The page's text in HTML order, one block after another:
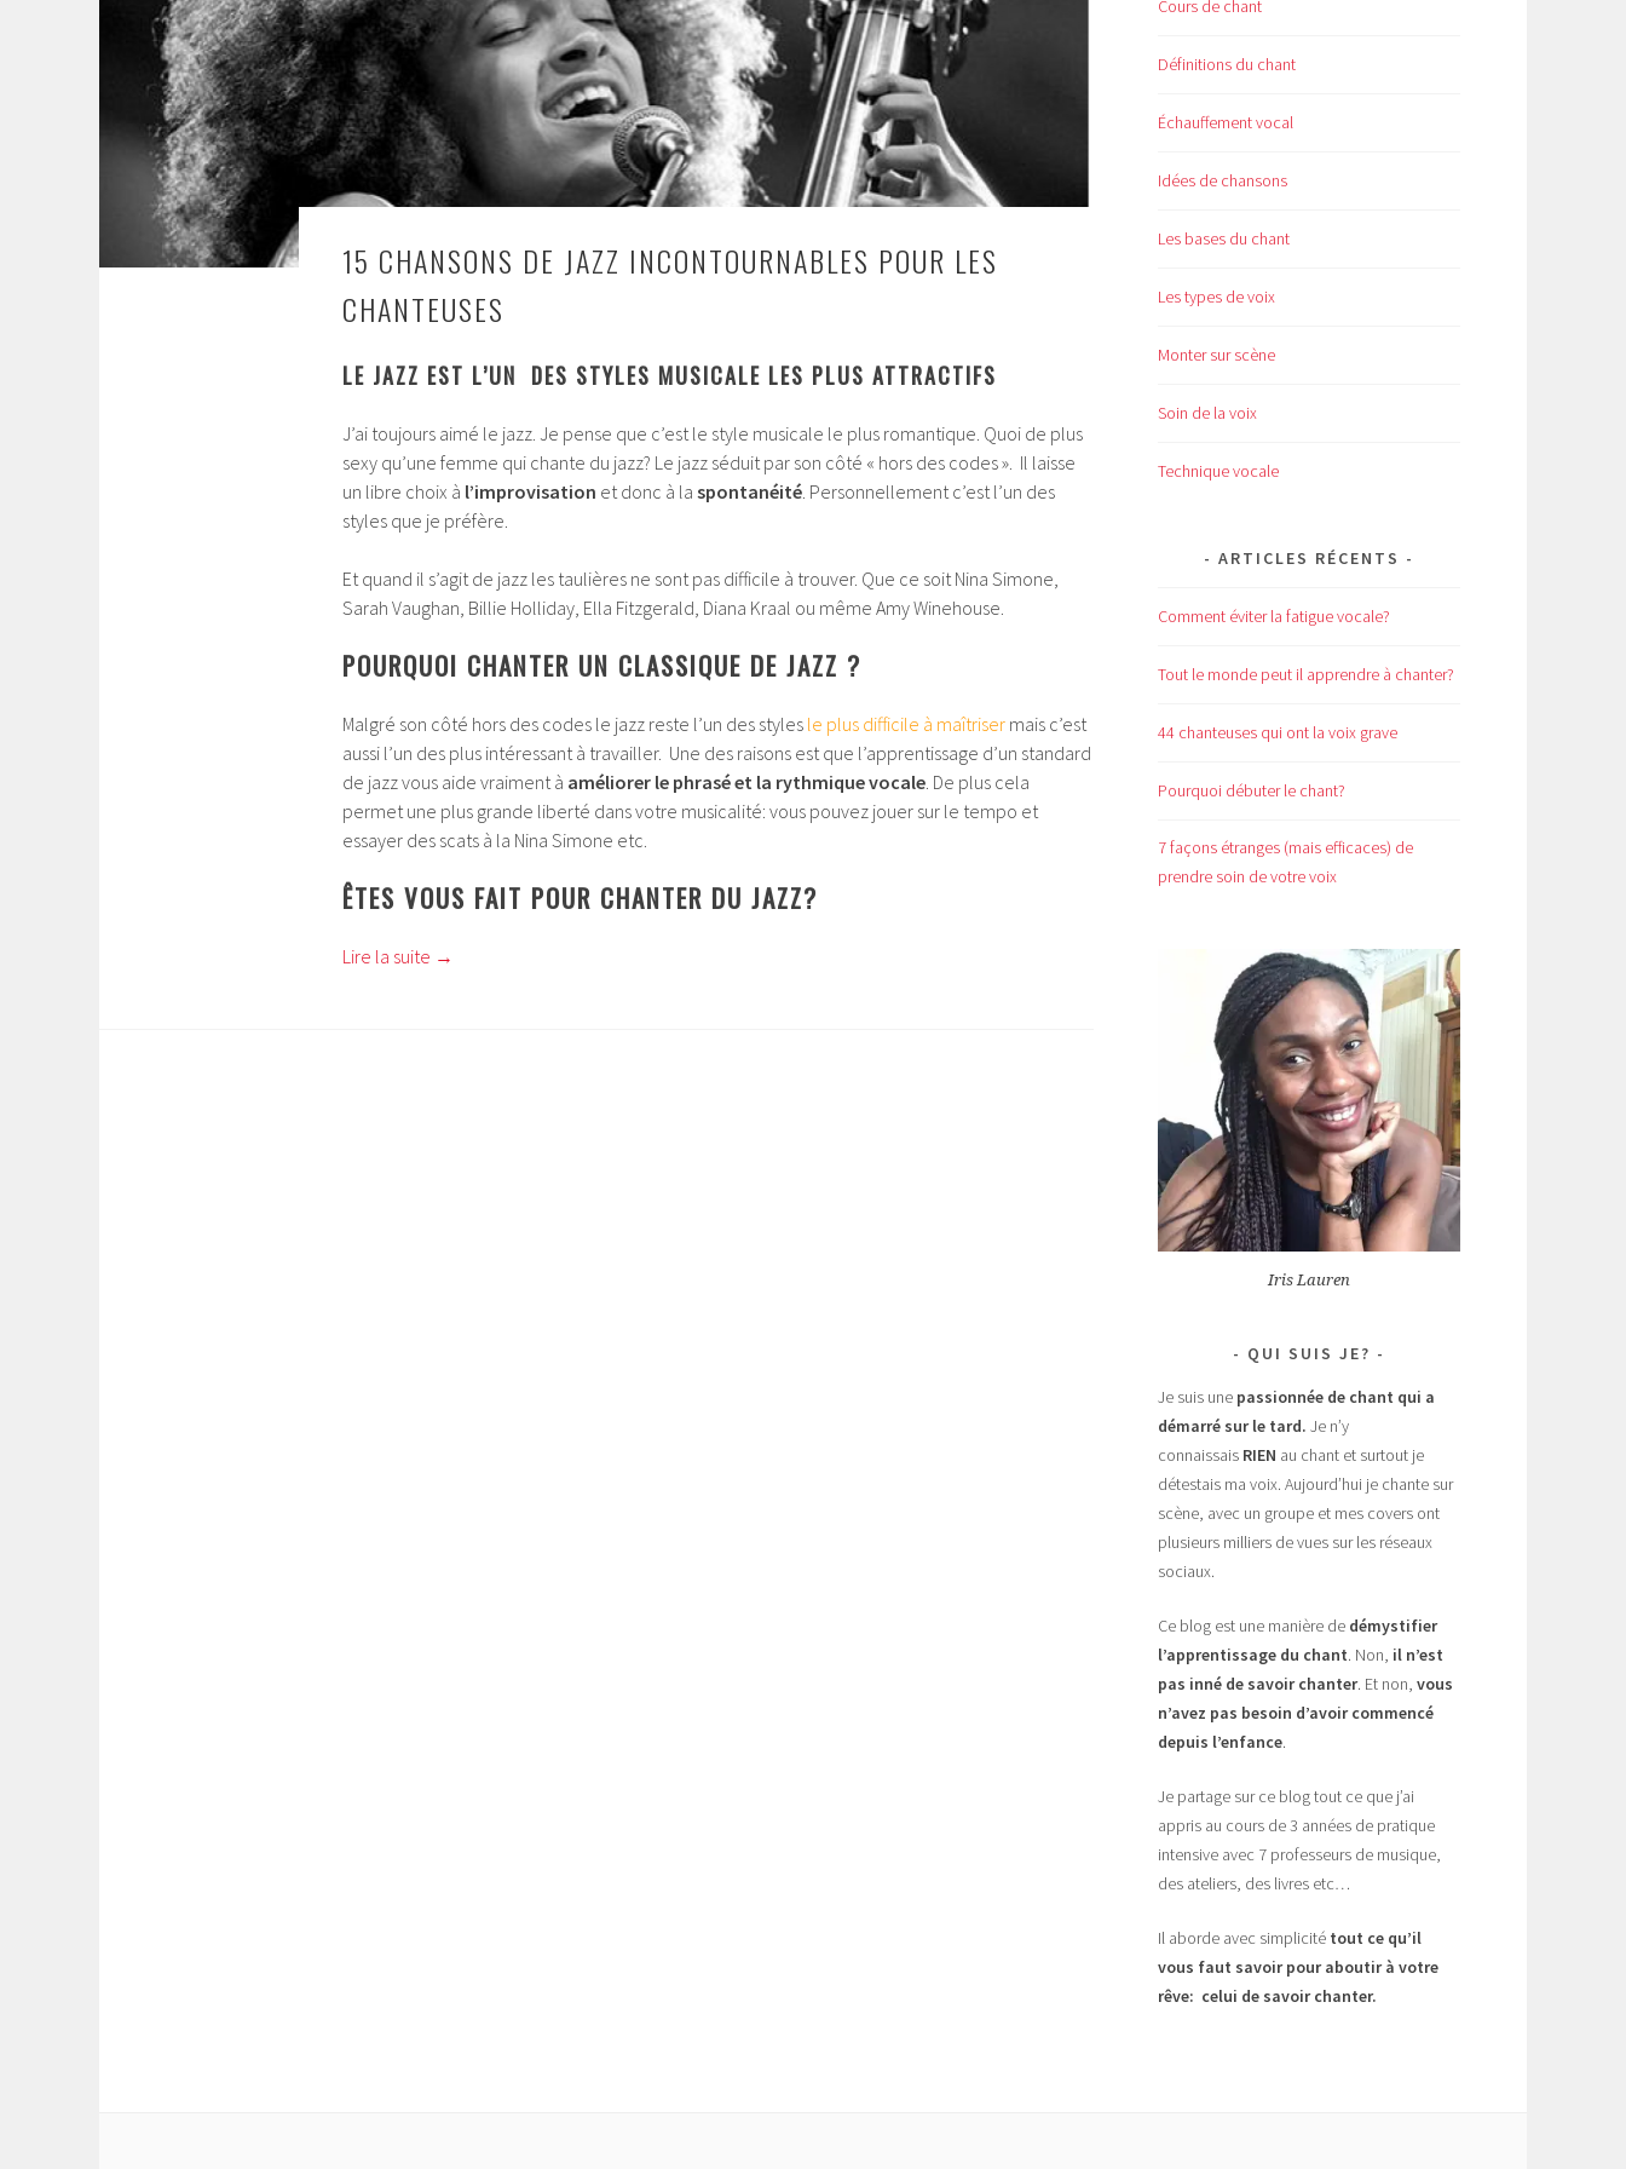
15 CHANSONS DE JAZZ INCONTOURNABLES POUR LES
CHANTEUSES
LE JAZZ EST L’UN DES STYLES MUSICALE LES PLUS ATTRACTIFS
J’ai toujours aimé le jazz. Je pense que c’est le style musicale le plus romantique. Quoi de plus
sexy qu’une femme qui chante du jazz? Le jazz séduit par son côté « hors des codes ». Il laisse
un libre choix à l’improvisation et donc à la spontanéité . Personnellement c’est l’un des
styles que je préfère.
Et quand il s’agit de jazz les taulières ne sont pas difficile à trouver. Que ce soit Nina Simone,
Sarah Vaughan, Billie Holliday, Ella Fitzgerald, Diana Kraal ou même Amy Winehouse.
POURQUOI CHANTER UN CLASSIQUE DE JAZZ ?
Malgré son côté hors des codes le jazz reste l’un des styles le plus difficile à maîtriser mais c’est
aussi l’un des plus intéressant à travailler. Une des raisons est que l’apprentissage d’un standard
de jazz vous aide vraiment à améliorer le phrasé et la rythmique vocale . De plus cela
permet une plus grande liberté dans votre musicalité: vous pouvez jouer sur le tempo et
essayer des scats à la Nina Simone etc.
ÊTES VOUS FAIT POUR CHANTER DU JAZZ?
Lire la suite →
Cours de chant
Définitions du chant
Échauffement vocal
Idées de chansons
Les bases du chant
Les types de voix
Monter sur scène
Soin de la voix
Technique vocale
ARTICLES RÉCENTS
Comment éviter la fatigue vocale?
Tout le monde peut il apprendre à chanter?
44 chanteuses qui ont la voix grave
Pourquoi débuter le chant?
7 façons étranges (mais efficaces) de
prendre soin de votre voix
Iris Lauren
QUI SUIS JE?
Je suis une passionnée de chant qui a
démarré sur le tard. Je n’y
connaissais RIEN au chant et surtout je
détestais ma voix. Aujourd’hui je chante sur
scène, avec un groupe et mes covers ont
plusieurs milliers de vues sur les réseaux
sociaux.
Ce blog est une manière de démystifier
l’apprentissage du chant. Non, il n’est
pas inné de savoir chanter. Et non, vous
n’avez pas besoin d’avoir commencé
depuis l’enfance.
Je partage sur ce blog tout ce que j’ai
appris au cours de 3 années de pratique
intensive avec 7 professeurs de musique,
des ateliers, des livres etc…
Il aborde avec simplicité tout ce qu’il
vous faut savoir pour aboutir à votre
rêve: celui de savoir chanter.